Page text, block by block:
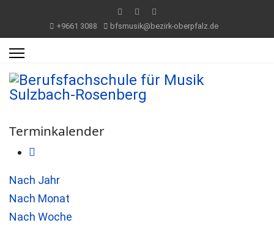
+9661 3088 bfsmusik@bezirk-oberpfalz.de
Terminkalender
Nach Jahr
Nach Monat
Nach Woche